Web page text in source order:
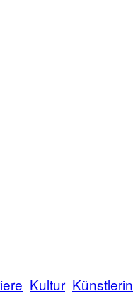
Kultur Künstlerin